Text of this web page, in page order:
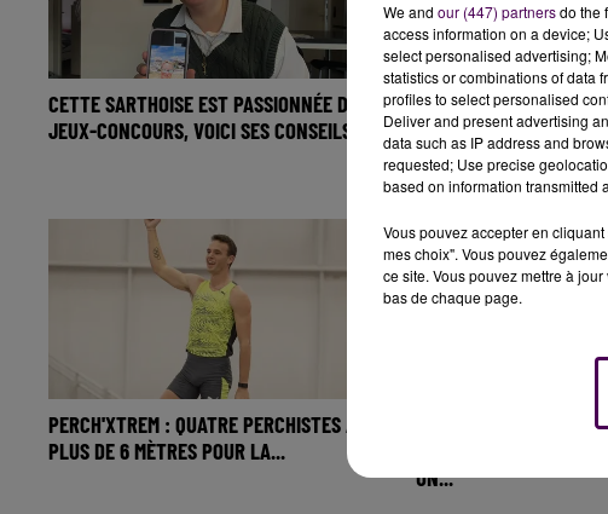
CETTE SARTHOISE EST PASSIONNÉE DE
JEUX-CONCOURS, VOICI SES CONSEILS...
CINÉ LUMIÈRE : À
2" EN TÊTE SUR 2025
PERCH'XTREM : QUATRE PERCHISTES À
PLUS DE 6 MÈTRES POUR LA...
"ÇA REDONNE DE LA
UN...
We and our (447) partnersdo the
access information on a device;
select personalised advertising;
statistics or combinations of data
profiles to select personalised
Deliver and present advertising
data such as IP address and
requested; Use precise
based on information transmitted
Vous pouvez accepter en
mes choix". Vous pouvez
ce site. Vous pouvez mettre à
bas de chaque page.